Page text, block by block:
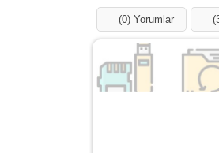
(0) Yorumlar